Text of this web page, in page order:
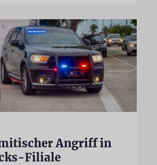
Angriff in
Filiale